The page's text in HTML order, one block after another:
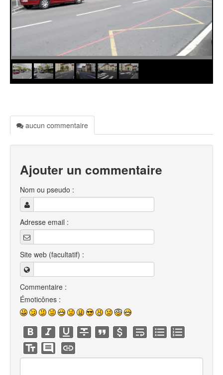
aucun commentaire
Ajouter un commentaire
Nom ou pseudo :
Adresse email :
Site web (facultatif) :
Commentaire :
Émoticônes :